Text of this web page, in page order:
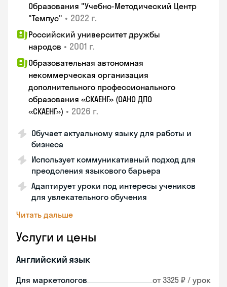
Образования "Учебно-Методический Центр
"Темпус" • 2022 г.
Российский университет дружбы
народов • 2001 г.
Образовательная автономная
некоммерческая организация
дополнительного профессионального
образования «СКАЕНГ» (ОАНО ДПО
«СКАЕНГ») • 2026 г.
Обучает актуальному языку для работы и
бизнеса
Использует коммуникативный подход для
преодоления языкового барьера
Адаптирует уроки под интересы учеников
для увлекательного обучения
Читать дальше
Услуги и цены
Английский язык
Для маркетологов от 3325 ₽ / урок